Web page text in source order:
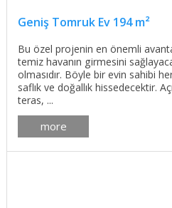
Geniş Tomruk Ev 194 m²
Bu özel projenin en önemli
temiz havanın girmesini
olmasıdır. Böyle bir evin sahibi
saflık ve doğallık hissedecektir.
teras, ...
more